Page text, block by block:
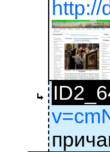
http://